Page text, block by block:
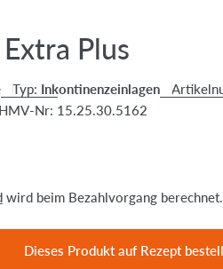
Plus
Typ: Inkontinenzeinlagen
HMV-Nr: 15.25.30.5162
wird beim Bezahlvorgang berechnet.
Dieses Produkt auf Rezept